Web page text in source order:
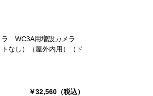
ラ WC3A用増設カメラ
トなし）（屋外内用）（ド
￥32,560（税込）